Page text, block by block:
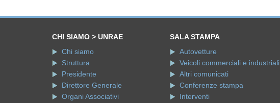
CHI SIAMO > UNRAE
Chi siamo
Struttura
Presidente
Direttore Generale
Organi Associativi
SALA STAMPA
Autovetture
Veicoli commerciali e industriali
Altri comunicati
Conferenze stampa
Interventi